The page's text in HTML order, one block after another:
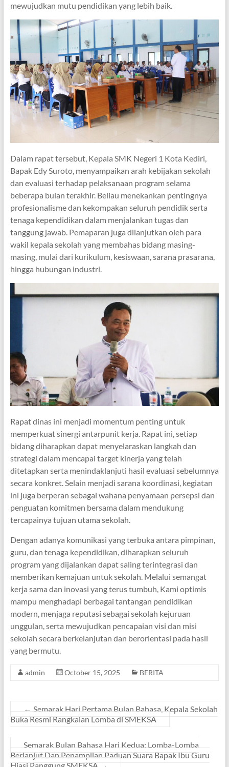
mewujudkan mutu pendidikan yang lebih baik.
Dalam rapat tersebut, Kepala SMK Negeri 1 Kota Kediri,
Bapak Edy Suroto, menyampaikan arah kebijakan sekolah
dan evaluasi terhadap pelaksanaan program selama
beberapa bulan terakhir. Beliau menekankan pentingnya
profesionalisme dan kekompakan seluruh pendidik serta
tenaga kependidikan dalam menjalankan tugas dan
tanggung jawab. Pemaparan juga dilanjutkan oleh para
wakil kepala sekolah yang membahas bidang masing-
masing, mulai dari kurikulum, kesiswaan, sarana prasarana,
hingga hubungan industri.
Rapat dinas ini menjadi momentum penting untuk
memperkuat sinergi antarpunit kerja. Rapat ini, setiap
bidang diharapkan dapat menyelaraskan langkah dan
strategi dalam mencapai target kinerja yang telah
ditetapkan serta menindaklanjuti hasil evaluasi sebelumnya
secara konkret. Selain menjadi sarana koordinasi, kegiatan
ini juga berperan sebagai wahana penyamaan persepsi dan
penguatan komitmen bersama dalam mendukung
tercapainya tujuan utama sekolah.
Dengan adanya komunikasi yang terbuka antara pimpinan,
guru, dan tenaga kependidikan, diharapkan seluruh
program yang dijalankan dapat saling terintegrasi dan
memberikan kemajuan untuk sekolah. Melalui semangat
kerja sama dan inovasi yang terus tumbuh, Kami optimis
mampu menghadapi berbagai tantangan pendidikan
modern, menjaga reputasi sebagai sekolah kejuruan
unggulan, serta mewujudkan pencapaian visi dan misi
sekolah secara berkelanjutan dan berorientasi pada hasil
yang bermutu.
admin October 15, 2025 BERITA
← Semarak Hari Pertama Bulan Bahasa, Kepala Sekolah
Buka Resmi Rangkaian Lomba di SMEKSA
Semarak Bulan Bahasa Hari Kedua: Lomba-Lomba
Berlanjut Dan Penampilan Paduan Suara Bapak Ibu Guru